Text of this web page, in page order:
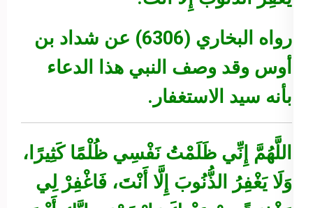
رواه البخاري (6306) عن شداد بن
أوس وقد وصف النبي هذا الدعاء
بأنه سيد الاستغفار.
اللَّهُمَّ إِنِّي ظَلَمْتُ نَفْسِي ظُلْمًا كَثِيرًا،
وَلَا يَغْفِرُ الذُّنُوبَ إِلَّا أَنْتَ، فَاغْفِرْ لِي